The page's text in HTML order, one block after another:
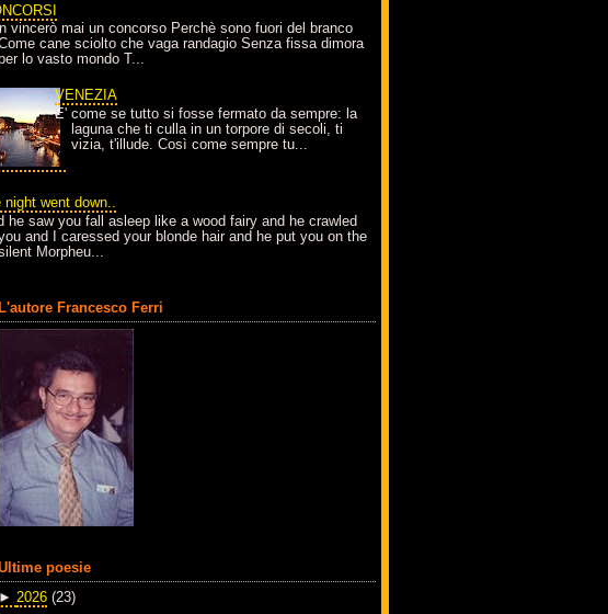
vincerò mai un concorso Perchè sono fuori del branco
cane sciolto che vaga randagio Senza fissa dimora
lo vasto mondo T...
VENEZIA
E' come se tutto si fosse fermato da sempre: la
laguna che ti culla in un torpore di secoli, ti
vizia, t'illude. Così come sempre tu...
night went down..
he saw you fall asleep like a wood fairy and he crawled
and I caressed your blonde hair and he put you on the
Morpheu...
Francesco Ferri
poesie
► 2026 (23)